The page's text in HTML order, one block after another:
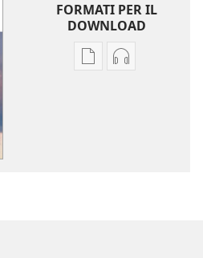
FORMATI PER IL
DOWNLOAD
OpzioniOpzioni